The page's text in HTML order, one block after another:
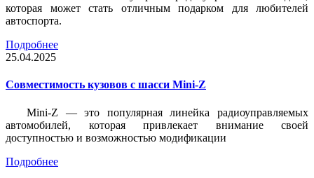
которая может стать отличным подарком для любителей
автоспорта.
Подробнее
25.04.2025
Совместимость кузовов с шасси Mini-Z
Mini-Z — это популярная линейка радиоуправляемых
автомобилей, которая привлекает внимание своей
доступностью и возможностью модификации
Подробнее